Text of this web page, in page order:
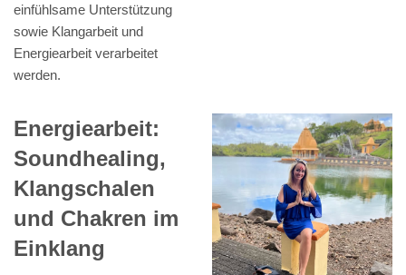
einfühlsame Unterstützung
sowie Klangarbeit und
Energiearbeit verarbeitet
werden.
Energiearbeit:
Soundhealing,
Klangschalen
und Chakren im
Einklang